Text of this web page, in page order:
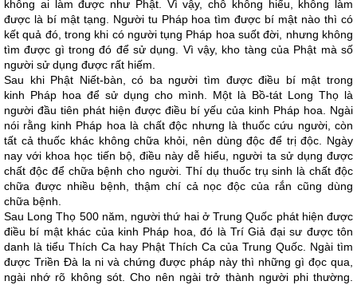
không ai làm được như Phật. Vì vậy, chỗ không hiểu, không làm
được là bí mật tạng. Người tu Pháp hoa tìm được bí mật nào thì có
kết quả đó, trong khi có người tụng Pháp hoa suốt đời, nhưng không
tìm được gì trong đó để sử dụng. Vì vậy, kho tàng của Phật mà số
người sử dụng được rất hiếm.
Sau khi Phật Niết-bàn, có ba người tìm được điều bí mật trong
kinh Pháp hoa để sử dụng cho mình. Một là Bồ-tát Long Thọ là
người đầu tiên phát hiện được điều bí yếu của kinh Pháp hoa. Ngài
nói rằng kinh Pháp hoa là chất độc nhưng là thuốc cứu người, còn
tất cả thuốc khác không chữa khỏi, nên dùng độc để trị độc. Ngày
nay với khoa học tiến bộ, điều này dễ hiểu, người ta sử dụng được
chất độc để chữa bệnh cho người. Thí dụ thuốc trụ sinh là chất độc
chữa được nhiều bệnh, thậm chí cả nọc độc của rắn cũng dùng
chữa bệnh.
Sau Long Thọ 500 năm, người thứ hai ở Trung Quốc phát hiện được
điều bí mật khác của kinh Pháp hoa, đó là Trí Giả đại sư được tôn
danh là tiểu Thích Ca hay Phật Thích Ca của Trung Quốc. Ngài tìm
được Triền Đà la ni và chứng được pháp này thì những gì đọc qua,
ngài nhớ rõ không sót. Cho nên ngài trở thành người phi thường.